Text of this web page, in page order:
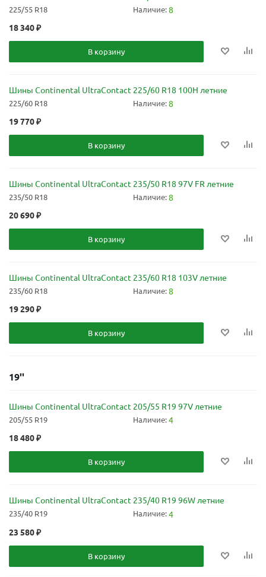
225/55 R18 Наличие:8
18 340₽
В корзину
Шины Continental UltraContact 225/60 R18 100H летние
225/60 R18 Наличие:8
19 770₽
В корзину
Шины Continental UltraContact 235/50 R18 97V FR летние
235/50 R18 Наличие:8
20 690₽
В корзину
Шины Continental UltraContact 235/60 R18 103V летние
235/60 R18 Наличие:8
19 290₽
В корзину
19''
Шины Continental UltraContact 205/55 R19 97V летние
205/55 R19 Наличие:4
18 480₽
В корзину
Шины Continental UltraContact 235/40 R19 96W летние
235/40 R19 Наличие:4
23 580₽
В корзину